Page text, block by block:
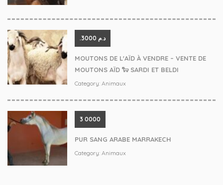
.د.م 3000
MOUTONS DE L'AÏD À VENDRE – VENTE DE
MOUTONS AÏD 🐑 SARDI ET BELDI
Category: Animaux
3 0000
PUR SANG ARABE MARRAKECH
Category: Animaux